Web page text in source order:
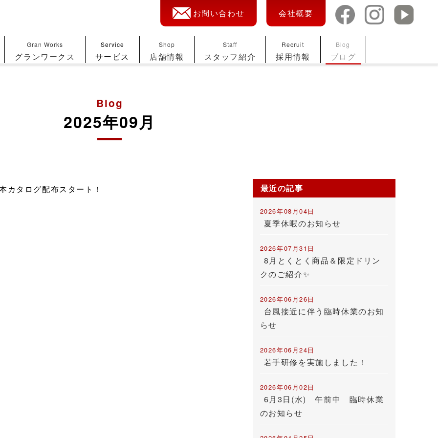
お問い合わせ 会社概要
Gran Works
グランワークス
Service
サービス
Shop
店舗情報
Staff
スタッフ紹介
Recruit
採用情報
Blog
ブログ
Blog
2025年09月
カタログ配布スタート！ 最近の記事
2026年08月04日
夏季休暇のお知らせ
2026年07月31日
8月とくとく商品＆限定ドリン
クのご紹介✨
2026年06月26日
台風接近に伴う臨時休業のお知
らせ
2026年06月24日
若手研修を実施しました！
2026年06月02日
6月3日(水) 午前中 臨時休業
のお知らせ